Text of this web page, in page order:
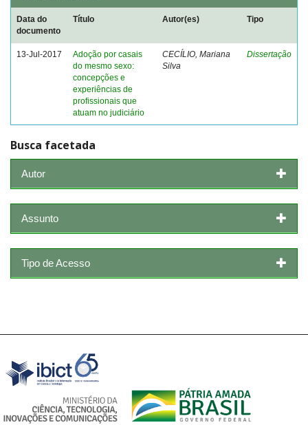
Data do
documento
Título Autor(es) Tipo
13-Jul-2017
Adoção por casais
do mesmo sexo:
concepções e
experiências de
profissionais que
atuam no judiciário
CECÍLIO, Mariana
Silva
Dissertação
Busca facetada
Autor
Assunto
Tipo de Acesso